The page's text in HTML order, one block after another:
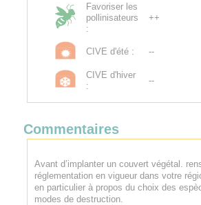
Favoriser les
pollinisateurs
:
++
CIVE d'été : --
CIVE d'hiver
:
--
Commentaires
Avant d’implanter un couvert végétal.
réglementation en vigueur dans votre
en particulier à propos du choix des
modes de destruction.